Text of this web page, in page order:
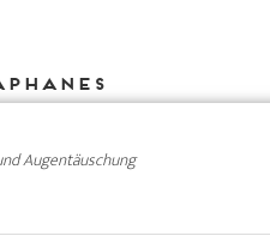
Augentäuschung